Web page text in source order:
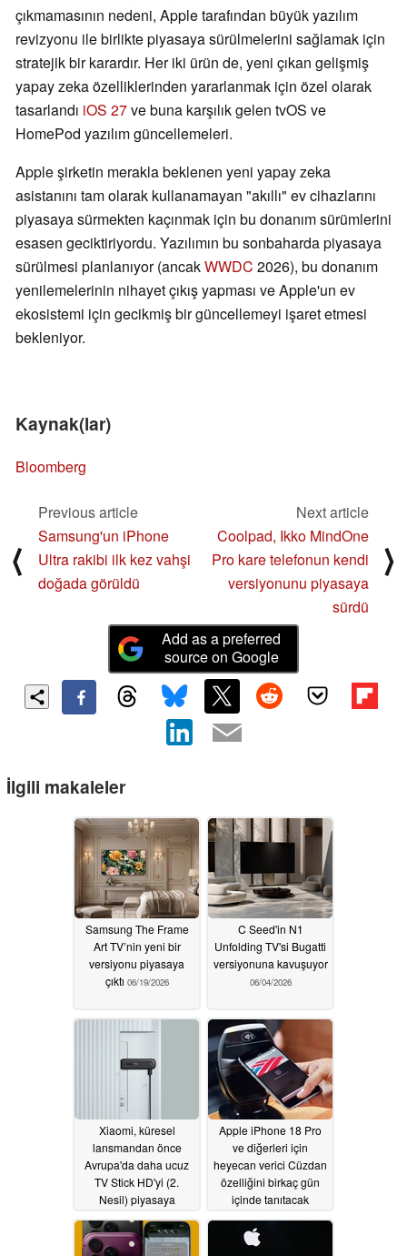
çıkmamasının nedeni, Apple tarafından büyük yazılım
revizyonu ile birlikte piyasaya sürülmelerini sağlamak için
stratejik bir karardır. Her iki ürün de, yeni çıkan gelişmiş
yapay zeka özelliklerinden yararlanmak için özel olarak
tasarlandı iOS 27ve buna karşılık gelen tvOS ve
HomePod yazılım güncellemeleri.
Apple şirketin merakla beklenen yeni yapay zeka
asistanını tam olarak kullanamayan "akıllı" ev cihazlarını
piyasaya sürmekten kaçınmak için bu donanım sürümlerini
esasen geciktiriyordu. Yazılımın bu sonbaharda piyasaya
sürülmesi planlanıyor (ancakWWDC 2026), bu donanım
yenilemelerinin nihayet çıkış yapması ve Apple'un ev
ekosistemi için gecikmiş bir güncellemeyi işaret etmesi
bekleniyor.
Kaynak(lar)
Bloomberg
⟨
Previous article
Samsung'un iPhone
Ultra rakibi ilk kez vahşi
doğada görüldü
Next article
Coolpad, Ikko MindOne
Pro kare telefonun kendi
versiyonunu piyasaya
sürdü
⟩
Add as a preferred
source on Google
İlgili makaleler
Samsung The Frame
Art TV’nin yeni bir
versiyonu piyasaya
çıktı 06/19/2026
C Seed'in N1
Unfolding TV'si Bugatti
versiyonuna kavuşuyor
06/04/2026
Xiaomi, küresel
lansmandan önce
Avrupa'da daha ucuz
TV Stick HD'yi (2.
Nesil) piyasaya
06/03/2026
Apple iPhone 18 Pro
ve diğerleri için
heyecan verici Cüzdan
özelliğini birkaç gün
içinde tanıtacak
06/02/2026